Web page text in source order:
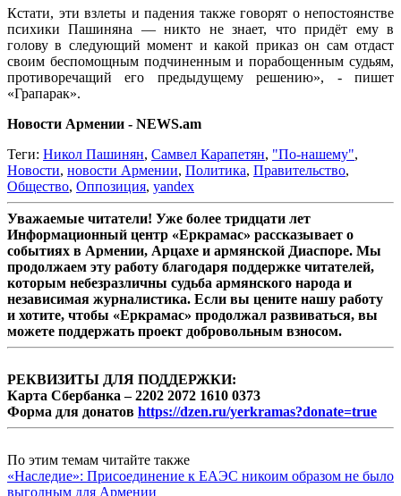
Кстати, эти взлеты и падения также говорят о непостоянстве
психики Пашиняна — никто не знает, что придёт ему в
голову в следующий момент и какой приказ он сам отдаст
своим беспомощным подчиненным и порабощенным судьям,
противоречащий его предыдущему решению», - пишет
«Грапарак».
Новости Армении - NEWS.am
Теги: Никол Пашинян, Самвел Карапетян, "По-нашему",
Новости, новости Армении, Политика, Правительство,
Общество, Оппозиция, yandex
Уважаемые читатели! Уже более тридцати лет
Информационный центр «Еркрамас» рассказывает о
событиях в Армении, Арцахе и армянской Диаспоре. Мы
продолжаем эту работу благодаря поддержке читателей,
которым небезразличны судьба армянского народа и
независимая журналистика. Если вы цените нашу работу
и хотите, чтобы «Еркрамас» продолжал развиваться, вы
можете поддержать проект добровольным взносом.
РЕКВИЗИТЫ ДЛЯ ПОДДЕРЖКИ:
Карта Сбербанка – 2202 2072 1610 0373
Форма для донатов https://dzen.ru/yerkramas?donate=true
По этим темам читайте также
«Наследие»: Присоединение к ЕАЭС никоим образом не было
выгодным для Армении